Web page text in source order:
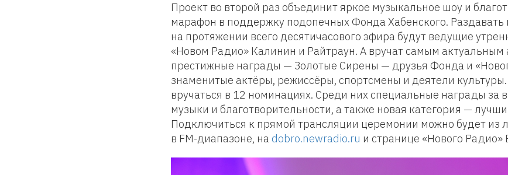
Проект во второй раз объединит яркое музыкальное шоу и
марафон в поддержку подопечных Фонда Хабенского. Раздавать
на протяжении всего десятичасового эфира будут ведущие
«Новом Радио» Калинин и Райтраун. А вручат самым актуальным
престижные награды — Золотые Сирены — друзья Фонда и
знаменитые актёры, режиссёры, спортсмены и деятели
вручаться в 12 номинациях. Среди них специальные награды за
музыки и благотворительности, а также новая категория —
Подключиться к прямой трансляции церемонии можно будет из
в FM-диапазоне, на dobro.newradio.ru и странице «Нового Радио»